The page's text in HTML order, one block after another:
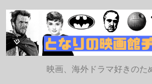
映画、海外ドラマ好きのた